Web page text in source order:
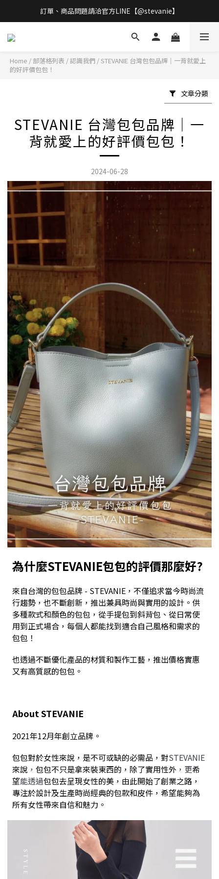
立即加入會員  享有專屬優惠
訂單、商品問題請洽官方LINE【@stevanie】
全館滿$899免運
Home / 部落格列表 /認識我們 /STEVANIE 台灣包包品牌｜一背就愛上
的好評價包包！
文章分類
STEVANIE 台灣包包品牌｜一
背就愛上的好評價包包！
2024-06-28
為什麼STEVANIE包包的評價那麼好?
來自台灣的包包品牌 - STEVANIE，不僅追求當今時尚流
行趨勢，也不斷創新，推出兼具時尚與實用的設計。供
多種款式和顏色的包包，從手提包到斜背包、從日常使
用到正式場合，每個人都能找到適合自己風格和需求的
包包！
也透過不斷優化產品的材質和製作工藝，推出價格實惠
又有高質感的包包。
About STEVANIE
2021年12月年創立品牌。
包包對於女性來說，是不可或缺的必需品，對STEVANIE
來說 ， 包包不只是拿來裝東西的，除了實用性外 ，更希
望能透過包包去呈現女性的美，由此開始了創業之路，
專注於設計及生產時尚經典的包款和皮件，希望能夠為
所有女性帶來自信和魅力。